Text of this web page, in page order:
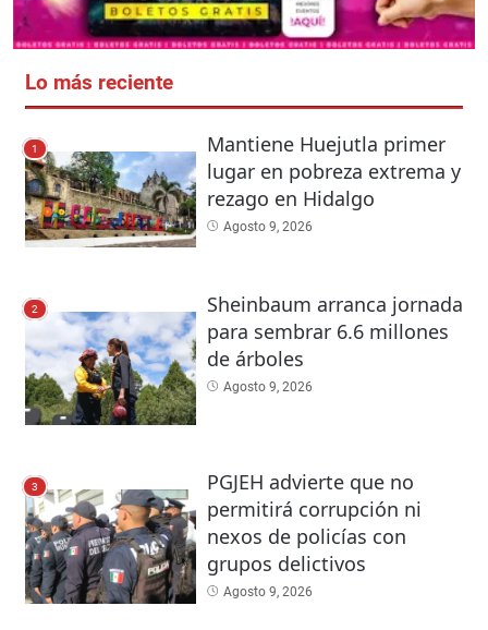
Lo más reciente
1
Mantiene Huejutla primer
lugar en pobreza extrema y
rezago en Hidalgo
Agosto 9, 2026
2
Sheinbaum arranca jornada
para sembrar 6.6 millones
de árboles
Agosto 9, 2026
3
PGJEH advierte que no
permitirá corrupción ni
nexos de policías con
grupos delictivos
Agosto 9, 2026